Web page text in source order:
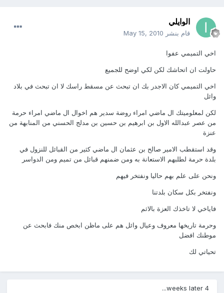
الوايلي
قام بنشر May 15, 2010
اخي التميمي عفوا
حاولت ان اتحاشك لكن لكي اوضح للجميع
اخي التميمي كان الاجدر بك ان تبحث عن مسقط راسك لا ان تبحث في بلاد
وائل
لكن لمعلوميتك ال ماضي امراء روضة سدير هم اخوال ال ماضي امراء حرمة
من عصر عبدالله الاول بن ابرهيم بن حسين بن مدلج الحسني من المنابهة من
عنزة
وقد استقطب الامير صالح بن عثمان ال ماضي كثير من القبائل للنزول في
بلدة حرمة لطلبهم الاستعانة به ومن ضمنهم قبائل من تميم ومن الدواسر
ونحن على علم بهم حاليا ونفتخر فيهم
ونفتخر بكل سكان بلدتنا
فاياخي لا تاخذك العزة بالاثم
وحرمة تاريخها معروف وعيال وائل هم على ماظن ابخص منك فابحث عن
موطنك افضل
تحياتي لك
4 weeks later...